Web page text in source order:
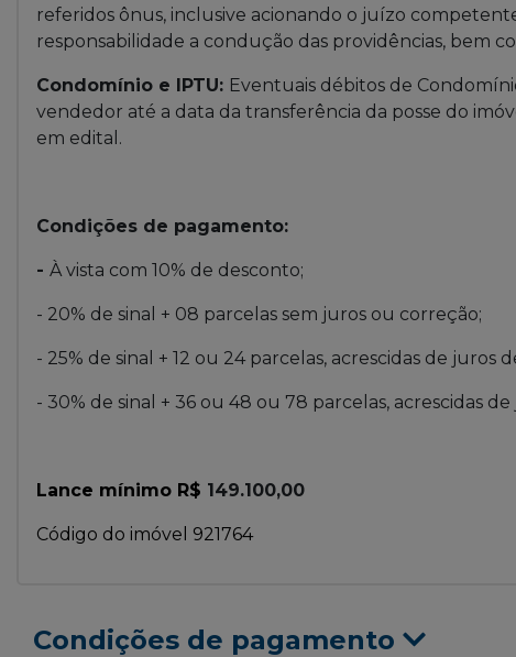
referidos ônus, inclusive acionando o juízo
responsabilidade a condução das providências, bem
Condomínio e IPTU: Eventuais débitos de
vendedor até a data da transferência da posse do
em edital.
Condições de pagamento:
- À vista com 10% de desconto;
- 20% de sinal + 08 parcelas sem juros ou correção;
- 25% de sinal + 12 ou 24 parcelas, acrescidas de juros
- 30% de sinal + 36 ou 48 ou 78 parcelas, acrescidas de
Lance mínimo R$ 149.100,00
Código do imóvel 921764
Condições de pagamento